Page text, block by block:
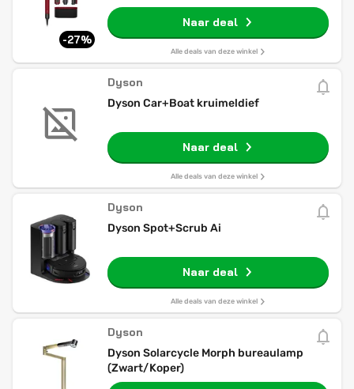
-27%
Naar deal
Alle deals van deze winkel
Dyson
Dyson Car+Boat kruimeldief
Naar deal
Alle deals van deze winkel
Dyson
Dyson Spot+Scrub Ai
Naar deal
Alle deals van deze winkel
Dyson
Dyson Solarcycle Morph bureaulamp
(Zwart/Koper)